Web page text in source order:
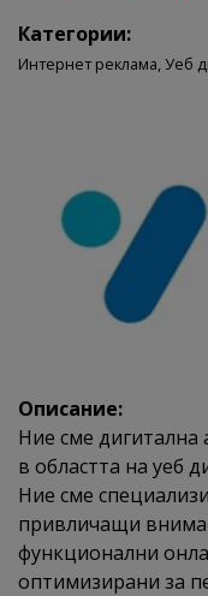
Категории:
Интернет реклама, Уеб
Описание:
Ние сме
в областта на уеб
Ние сме
привличащи
функционални
оптимизирани за